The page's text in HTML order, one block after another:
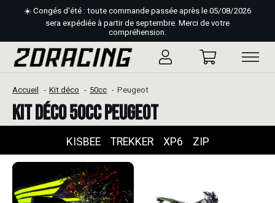
☀️ Congés d'été : toute commande passée après le 05/08/2026
sera expédiée à partir de septembre. Merci de votre
compréhension.
Accueil Kit déco 50cc Peugeot
Kit déco 50cc Peugeot
KISBEE TREKKER XP6 ZIP